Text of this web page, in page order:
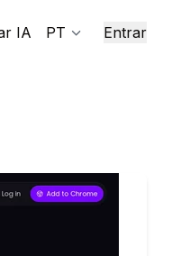
IA PT Entrar